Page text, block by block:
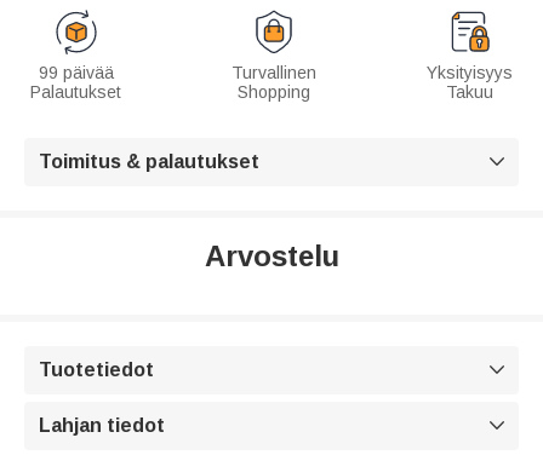
99 päivää
Palautukset
Turvallinen
Shopping
Yksityisyys
Takuu
Toimitus & palautukset 
Arvostelu
Tuotetiedot 
Lahjan tiedot 